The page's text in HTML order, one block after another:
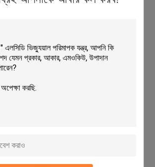
বা সংকোচন ডিজিটাল ডিসপ্লেতে পরিমাপ শক্তির মান
ট্রিগার প্রদর্শন পর্দা ঝলকানি বিপদাশঙ্কা
ওরিয়েন্টেশন এক বোতাম দিয়ে পরিবর্তন করা যেতে পারে
নকশা
মান
বার/সেকেন্ড